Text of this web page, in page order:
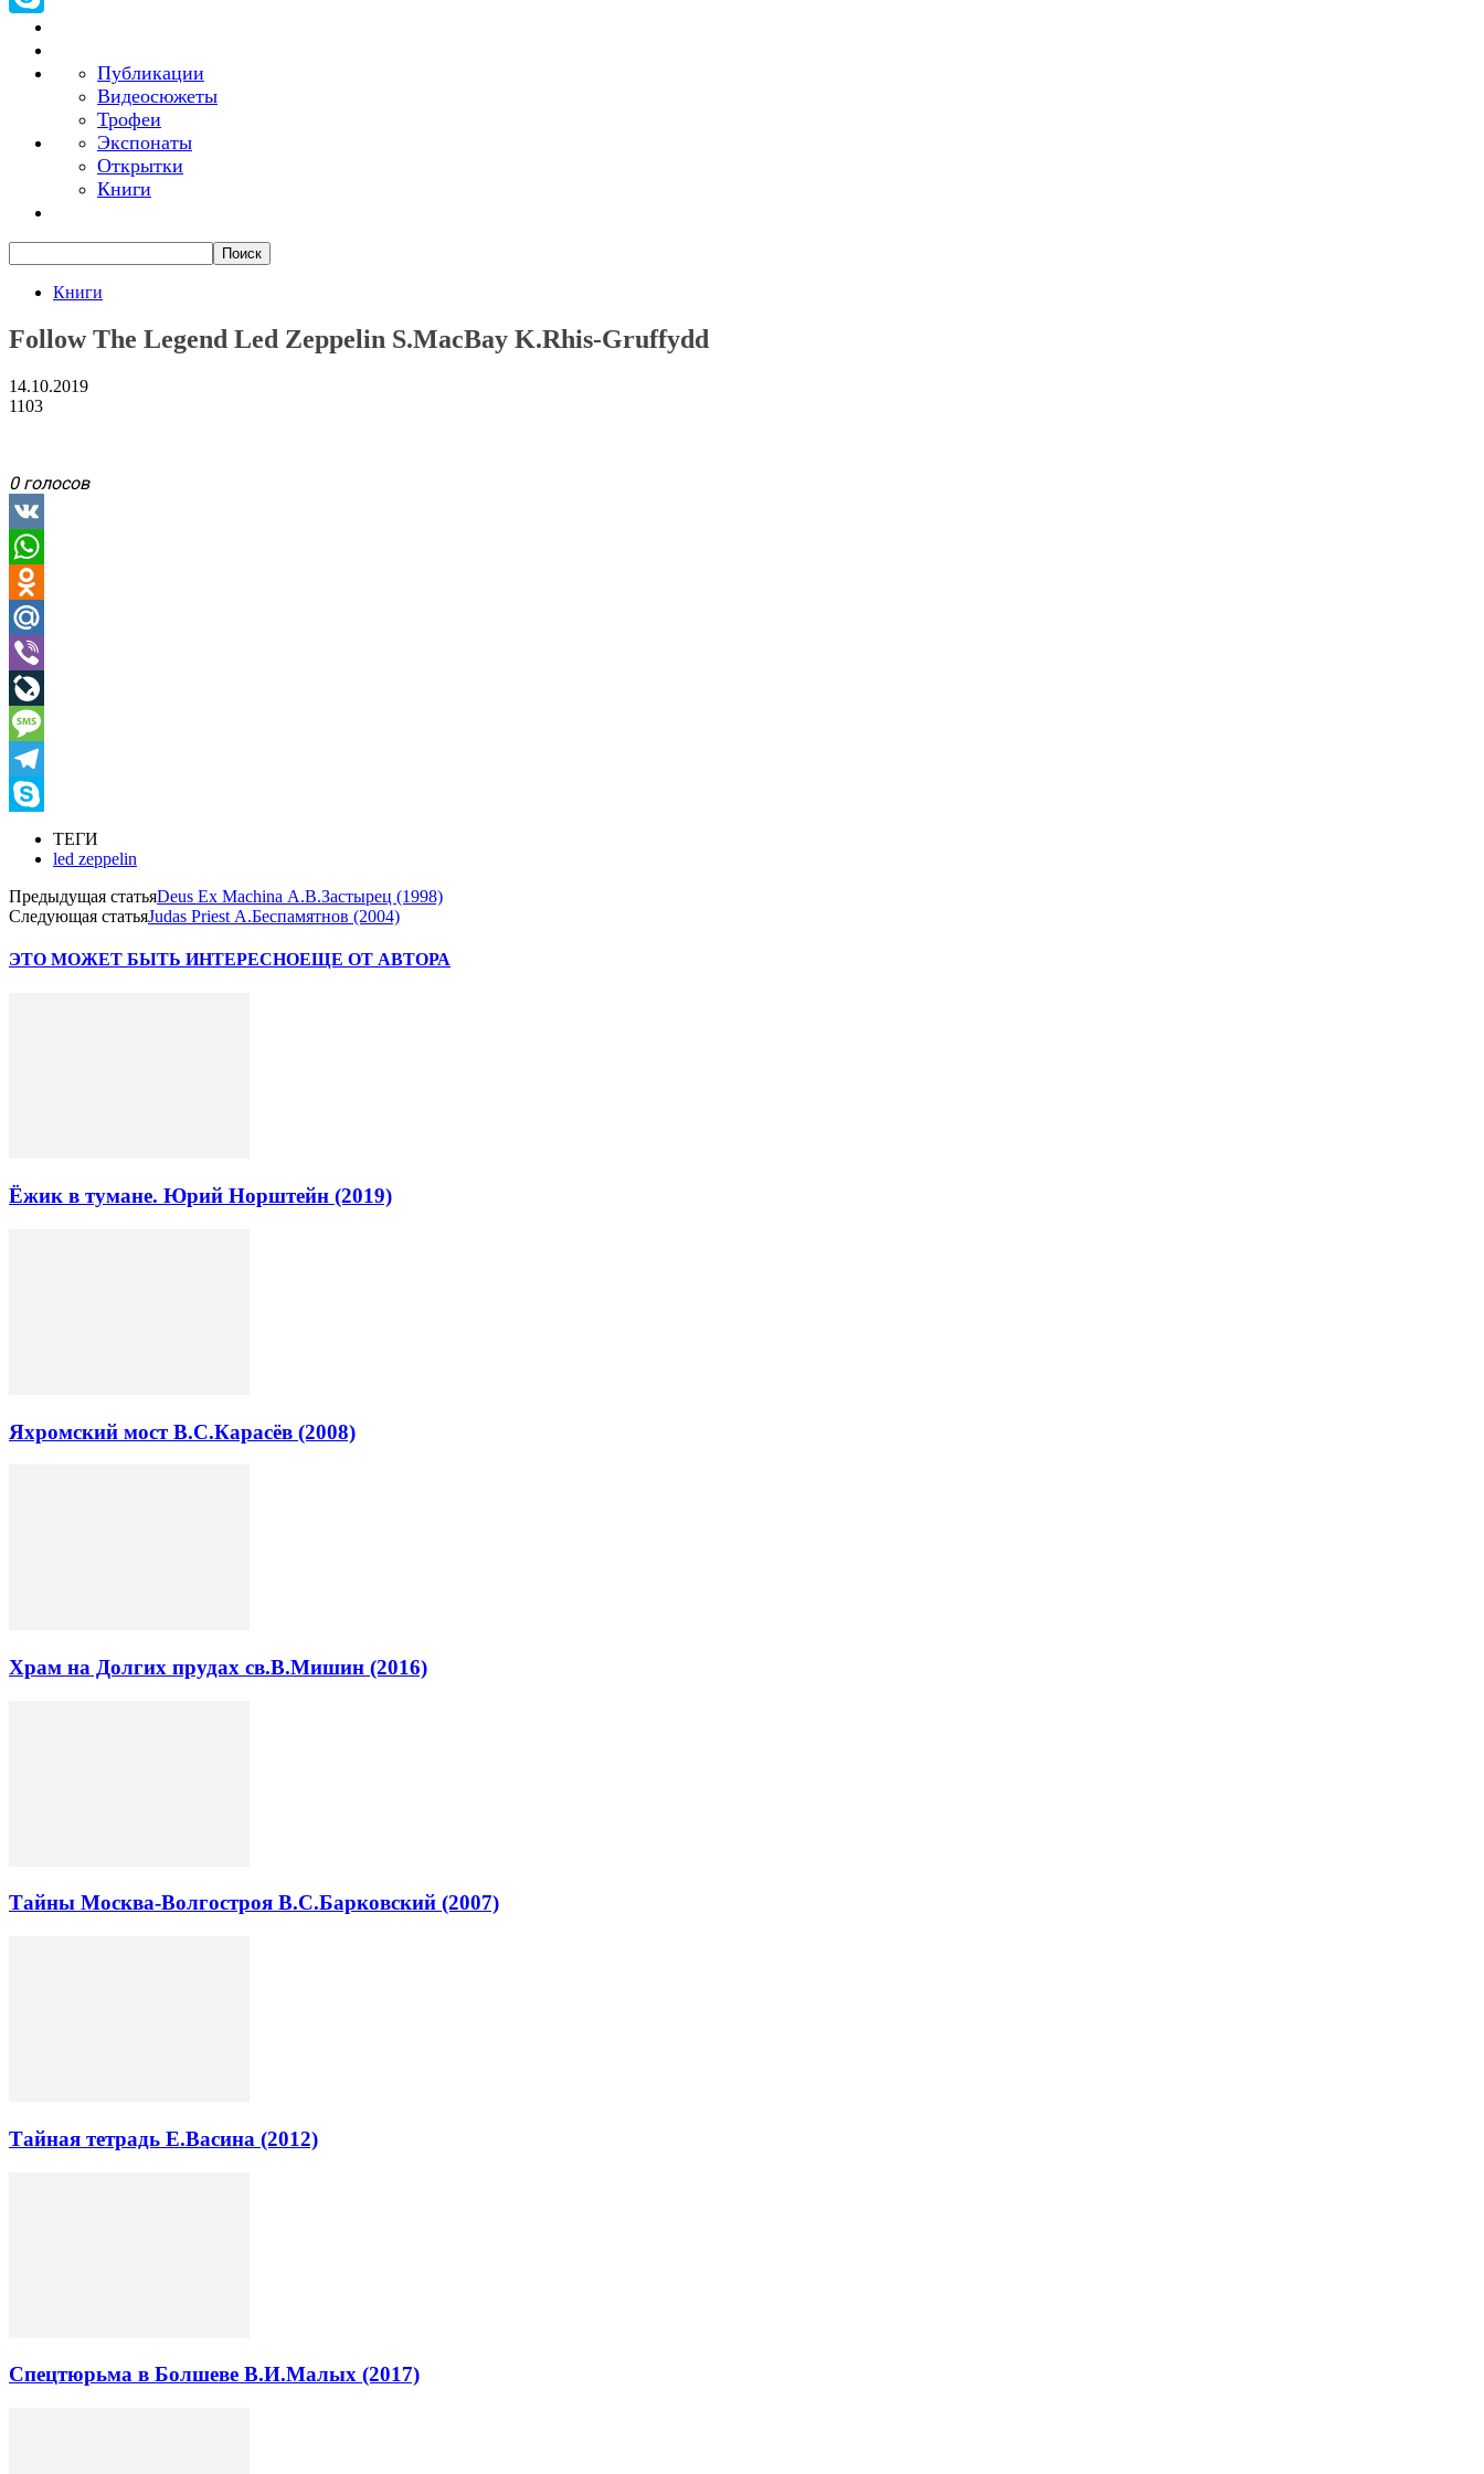
Публикации
Видеосюжеты
Трофеи
Экспонаты
Открытки
Книги
Книги
Follow The Legend Led Zeppelin S.MacBay K.Rhis-Gruffydd
14.10.2019
1103
0 голосов
VK
WhatsApp
Odnoklassniki
Mail.Ru
Viber
LiveJournal
Message
Telegram
SkypeТЕГИ
led zeppelin
Предыдущая статьяDeus Ex Machina А.В.Застырец (1998)
Следующая статьяJudas Priest А.Беспамятнов (2004)
ЭТО МОЖЕТ БЫТЬ ИНТЕРЕСНОЕЩЕ ОТ АВТОРА
Ёжик в тумане. Юрий Норштейн (2019)
Яхромский мост В.С.Карасёв (2008)
Храм на Долгих прудах св.В.Мишин (2016)
Тайны Москва-Волгостроя В.С.Барковский (2007)
Тайная тетрадь Е.Васина (2012)
Спецтюрьма в Болшеве В.И.Малых (2017)
Skype